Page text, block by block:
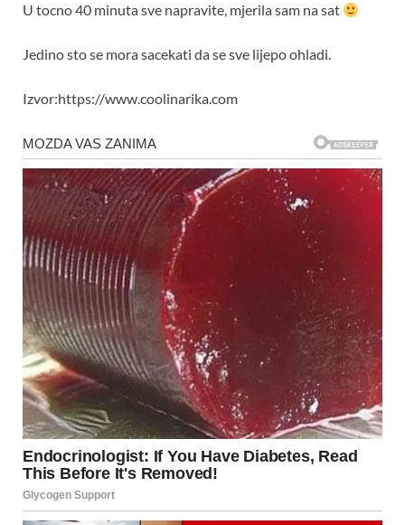
U tocno 40 minuta sve napravite, mjerila sam na sat
Jedino sto se mora sacekati da se sve lijepo ohladi.
Izvor:https://www.coolinarika.com